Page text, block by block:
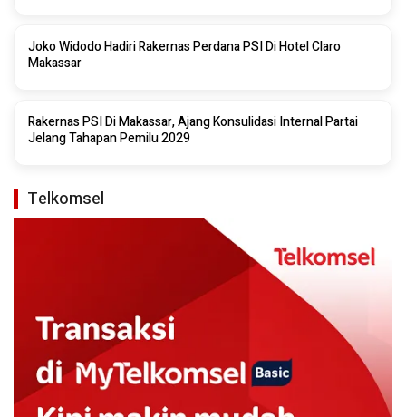
Joko Widodo Hadiri Rakernas Perdana PSI Di Hotel Claro
Makassar
Rakernas PSI Di Makassar, Ajang Konsulidasi Internal Partai
Jelang Tahapan Pemilu 2029
Telkomsel